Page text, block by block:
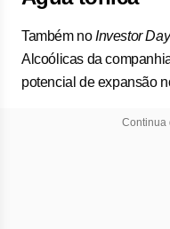
Também noInvestor Day
Alcoólicas da
potencial de expansão
Continua